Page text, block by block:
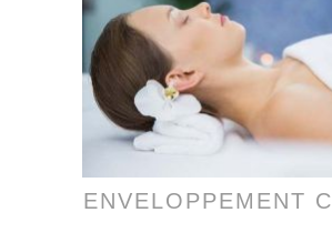
ENVELOPPEMENT